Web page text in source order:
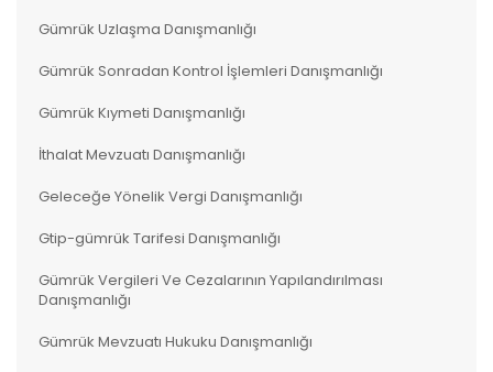
Gümrük Uzlaşma Danışmanlığı
Gümrük Sonradan Kontrol İşlemleri Danışmanlığı
Gümrük Kıymeti Danışmanlığı
İthalat Mevzuatı Danışmanlığı
Geleceğe Yönelik Vergi Danışmanlığı
Gtip-gümrük Tarifesi Danışmanlığı
Gümrük Vergileri Ve Cezalarının Yapılandırılması
Danışmanlığı
Gümrük Mevzuatı Hukuku Danışmanlığı